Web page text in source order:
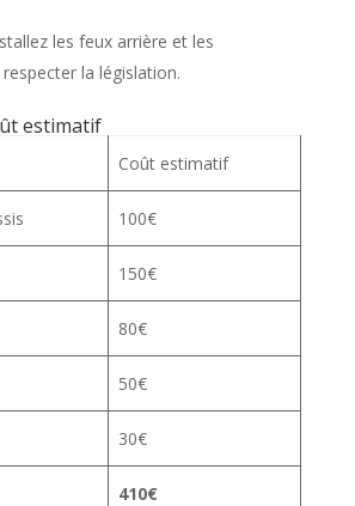
les feux arrière et les
la législation.
estimatif
Coût estimatif
100€
150€
80€
50€
30€
410€